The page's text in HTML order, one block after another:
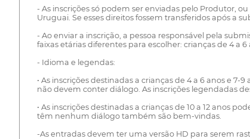
- As inscrições só podem ser enviadas pelo Produtor,
Uruguai. Se esses direitos fossem transferidos após a
- Ao enviar a inscrição, a pessoa responsável pela
faixas etárias diferentes para escolher: crianças de 4 a 6
- Idioma e legendas:
• As inscrições destinadas a crianças de 4 a 6 anos e
não devem conter diálogo. As inscrições legendadas
• As inscrições destinadas a crianças de 10 a 12 anos
têm nenhum diálogo também são bem-vindas.
-As entradas devem ter uma versão HD para serem